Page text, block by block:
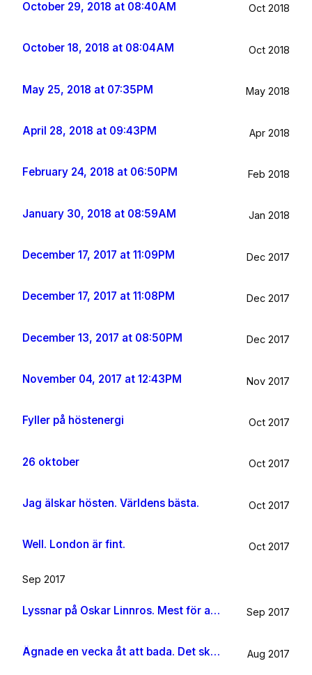
October 29, 2018 at 08:40AM Oct 2018
October 18, 2018 at 08:04AM Oct 2018
May 25, 2018 at 07:35PM May 2018
April 28, 2018 at 09:43PM Apr 2018
February 24, 2018 at 06:50PM Feb 2018
January 30, 2018 at 08:59AM Jan 2018
December 17, 2017 at 11:09PM Dec 2017
December 17, 2017 at 11:08PM Dec 2017
December 13, 2017 at 08:50PM Dec 2017
November 04, 2017 at 12:43PM Nov 2017
Fyller på höstenergi Oct 2017
26 oktober Oct 2017
Jag älskar hösten. Världens bästa. Oct 2017
Well. London är fint. Oct 2017
Sep 2017
Lyssnar på Oskar Linnros. Mest för att det känns rätt. Oavsett. Sep 2017
Ägnade en vecka åt att bada. Det ska jag göra någon mer gång i livet. Aug 2017